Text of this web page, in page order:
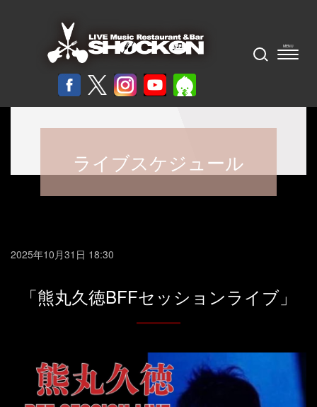
ライブスケジュール
2025年10月31日 18:30
「熊丸久徳BFFセッションライブ」